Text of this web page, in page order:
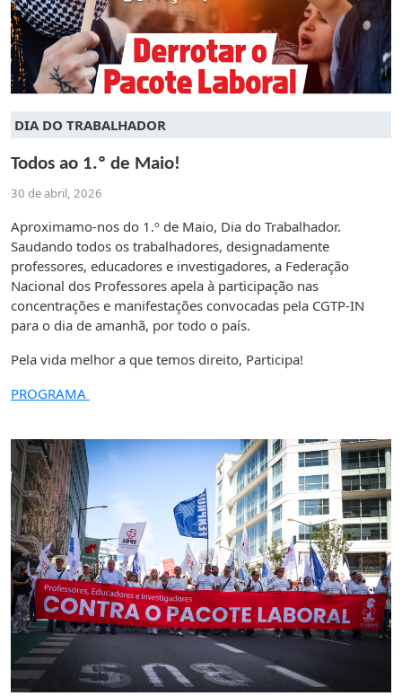
DIA DO TRABALHADOR
Todos ao 1.º de Maio!
30 de abril, 2026
Aproximamo-nos do 1.º de Maio, Dia do Trabalhador.
Saudando todos os trabalhadores, designadamente
professores, educadores e investigadores, a Federação
Nacional dos Professores apela à participação nas
concentrações e manifestações convocadas pela CGTP-IN
para o dia de amanhã, por todo o país.
Pela vida melhor a que temos direito, Participa!
PROGRAMA